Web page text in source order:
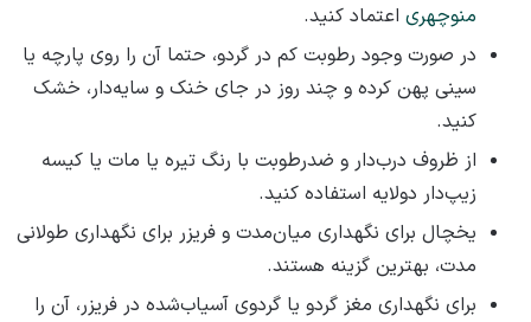
منوچهری اعتماد کنید.
در صورت وجود رطوبت کم در گردو، حتما آن را روی پارچه یا
سینی پهن کرده و چند روز در جای خنک و سایه‌دار، خشک
کنید.
از ظروف درب‌دار و ضدرطوبت با رنگ تیره یا مات یا کیسه
زیپ‌دار دولایه استفاده کنید.
یخچال برای نگهداری میان‌مدت و فریزر برای نگهداری طولانی
مدت، بهترین گزینه هستند.
برای نگهداری مغز گردو یا گردوی آسیاب‌شده در فریزر، آن را